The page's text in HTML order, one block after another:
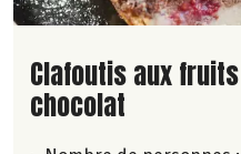
Lire la suite de la
Clafoutis aux
chocolat